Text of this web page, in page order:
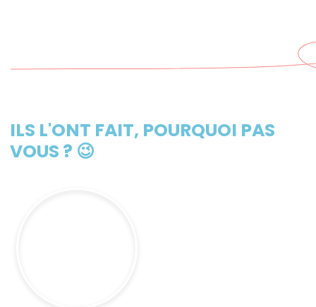
ILS L'ONT FAIT, POURQUOI PAS
VOUS ? 😉